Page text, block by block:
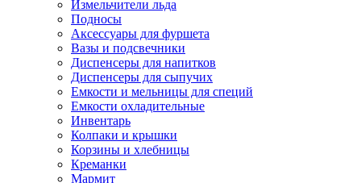
Измельчители льда
Подносы
Аксессуары для фуршета
Вазы и подсвечники
Диспенсеры для напитков
Диспенсеры для сыпучих
Емкости и мельницы для специй
Емкости охладительные
Инвентарь
Колпаки и крышки
Корзины и хлебницы
Креманки
Мармит